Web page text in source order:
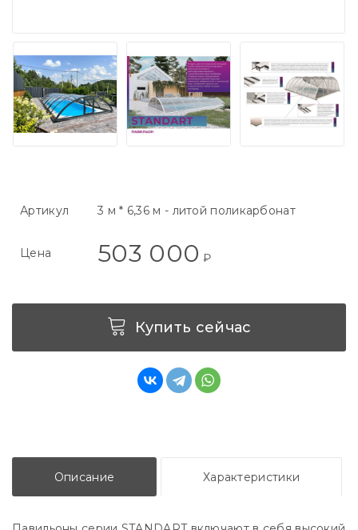
Артикул 3 м * 6,36 м - литой поликарбонат
Цена 503 000 ₽
Купить сейчас
Описание Характеристики